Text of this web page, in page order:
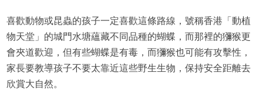
喜歡動物或昆蟲的孩子一定喜歡這條路線，號稱香港「動植
物天堂」的城門水塘蘊藏不同品種的蝴蝶，而那裡的獼猴更
會夾道歡迎，但有些蝴蝶是有毒，而獼猴也可能有攻擊性，
家長要教導孩子不要太靠近這些野生生物，保持安全距離去
欣賞大自然。